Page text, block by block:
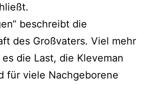
beschreibt die
des Großvaters. Viel mehr
die Last, die Kleveman
für viele Nachgeborene